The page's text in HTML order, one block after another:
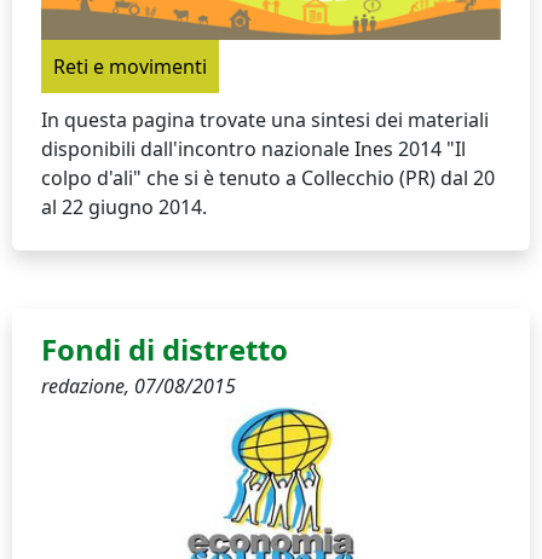
Reti e movimenti
In questa pagina trovate una sintesi dei materiali
disponibili dall'incontro nazionale Ines 2014 "Il
colpo d'ali" che si è tenuto a Collecchio (PR) dal 20
al 22 giugno 2014.
Fondi di distretto
redazione, 07/08/2015